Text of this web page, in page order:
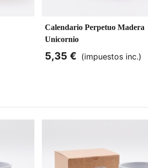
Calendario Perpetuo Madera
Unicornio
5,35 € (impuestos inc.)